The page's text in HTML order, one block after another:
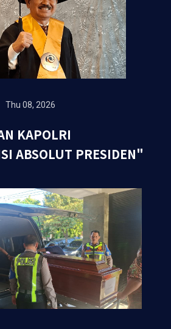
Thu 08, 2026
KAPOLRI
ABSOLUT PRESIDEN"